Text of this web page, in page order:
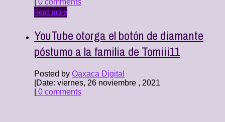
0 comments
Read more
YouTube otorga el botón de diamante
póstumo a la familia de Tomiii11
Posted by Oaxaca Digital
Date: viernes, 26 noviembre , 2021
0 comments